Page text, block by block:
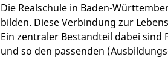
Die Realschule in Baden-
bilden. Diese Verbindung zur
Ein zentraler Bestandteil dabei
und so den passenden